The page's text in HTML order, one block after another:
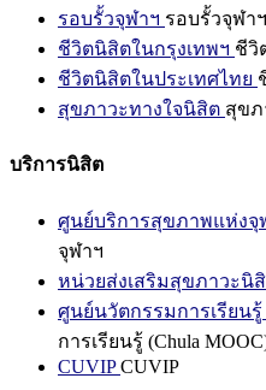
รอบรั้วจุฬาฯ รอบรั้วจุฬาฯ
ชีวิตนิสิตในกรุงเทพฯ ชีวิ
ชีวิตนิสิตในประเทศไทย
สุขภาวะทางใจนิสิต สุขภ
บริการนิสิต
ศูนย์บริการสุขภาพแห่งจุ
จุฬาฯ
หน่วยส่งเสริมสุขภาวะนิ
ศูนย์นวัตกรรมการเรียนรู้
การเรียนรู้ (Chula
CUVIPCUVIP